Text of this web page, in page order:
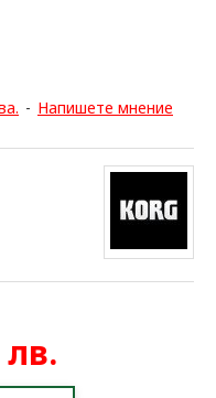
- Напишете мнение
лв.